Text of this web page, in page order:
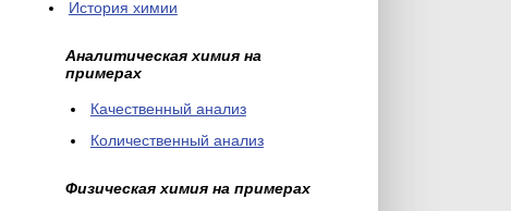
История химии
Аналитическая химия на
примерах
Качественный анализ
Количественный анализ
Физическая химия на примерах